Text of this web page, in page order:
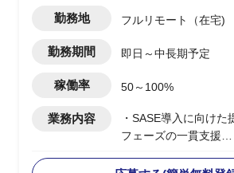
勤務地 フルリモート（在宅)
勤務期間 即日～中長期予定
稼働率 50～100%
業務内容
・SASE導入に向けた
フェーズの一貫支援